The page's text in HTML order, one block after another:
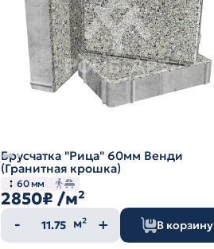
Брусчатка "Рица" 60мм Венди
(Гранитная крошка)
60 мм
2850₽ /м²
Количество
товара
м² В корзину